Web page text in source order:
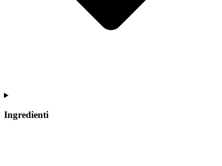
Ingredienti